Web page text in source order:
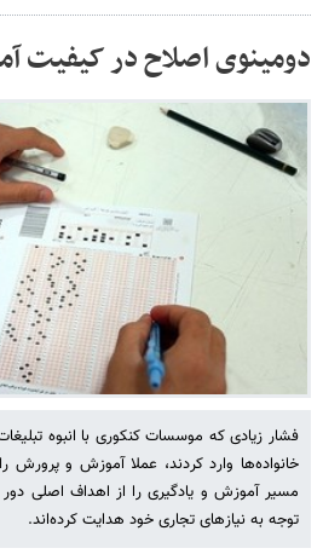
دومینوی اصلاح در کیفیت
فشار زیادی که موسسات کنکوری با انبوه
خانواده‌­ها وارد کردند، عملا آموزش و پرورش
مسیر آموزش و یادگیری را از اهداف اصلی
توجه به نیازهای تجاری خود هدایت کرده‌­اند.